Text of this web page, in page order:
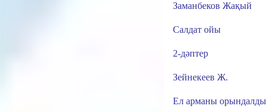
Заманбеков Жақый
Салдат ойы
2-дәптер
Зейнекеев Ж.
Ел арманы орындалды